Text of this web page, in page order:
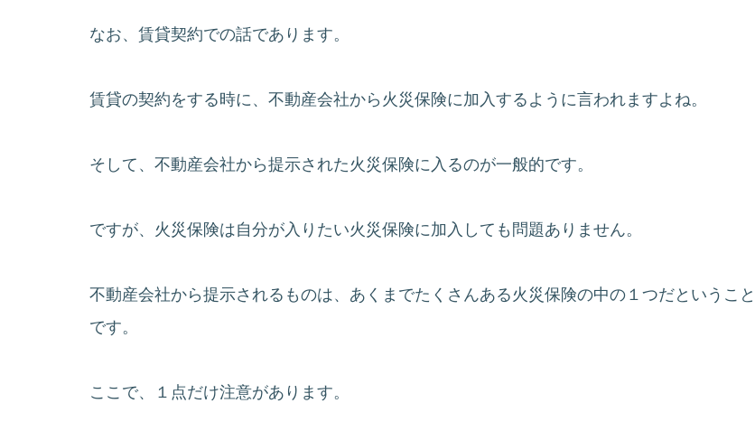
なお、賃貸契約での話であります。
賃貸の契約をする時に、不動産会社から火災保険に加入するように言われますよね。
そして、不動産会社から提示された火災保険に入るのが一般的です。
ですが、火災保険は自分が入りたい火災保険に加入しても問題ありません。
不動産会社から提示されるものは、あくまでたくさんある火災保険の中の１つだということ
です。
ここで、１点だけ注意があります。